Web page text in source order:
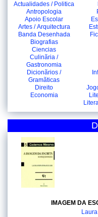
Actualidades / Politica
Antropologia
Apoio Escolar
Artes / Arquitectura
Banda Desenhada
Biografias
Ciencias
Culinãria /
Gastronomia
Dicionãrios /
Gramãticas
Direito
Economia
IMAGEM DA